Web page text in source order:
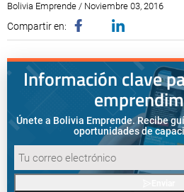
Bolivia Emprende / Noviembre 03, 2016
Compartir en:
Información clave
Únete a Bolivia Emprende. Recibe
oportunidades de